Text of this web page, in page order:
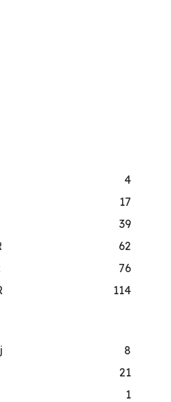
4
17
39
62
76
114
8
21
1